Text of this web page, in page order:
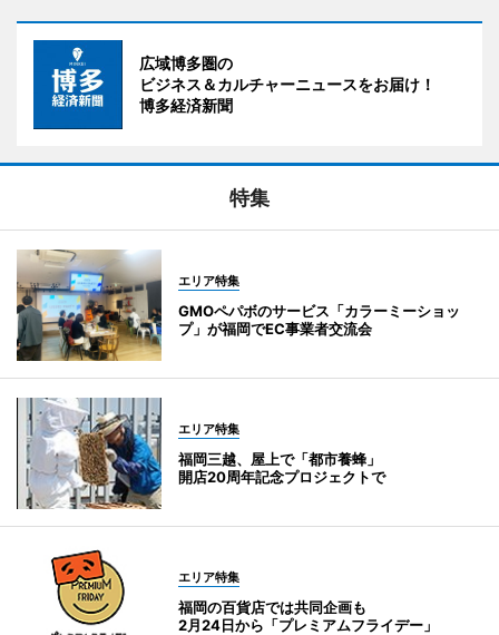
広域博多圏の
ビジネス＆カルチャーニュースをお届け！
博多経済新聞
特集
エリア特集
GMOペパボのサービス「カラーミーショッ
プ」が福岡でEC事業者交流会
エリア特集
福岡三越、屋上で「都市養蜂」
開店20周年記念プロジェクトで
エリア特集
福岡の百貨店では共同企画も
2月24日から「プレミアムフライデー」